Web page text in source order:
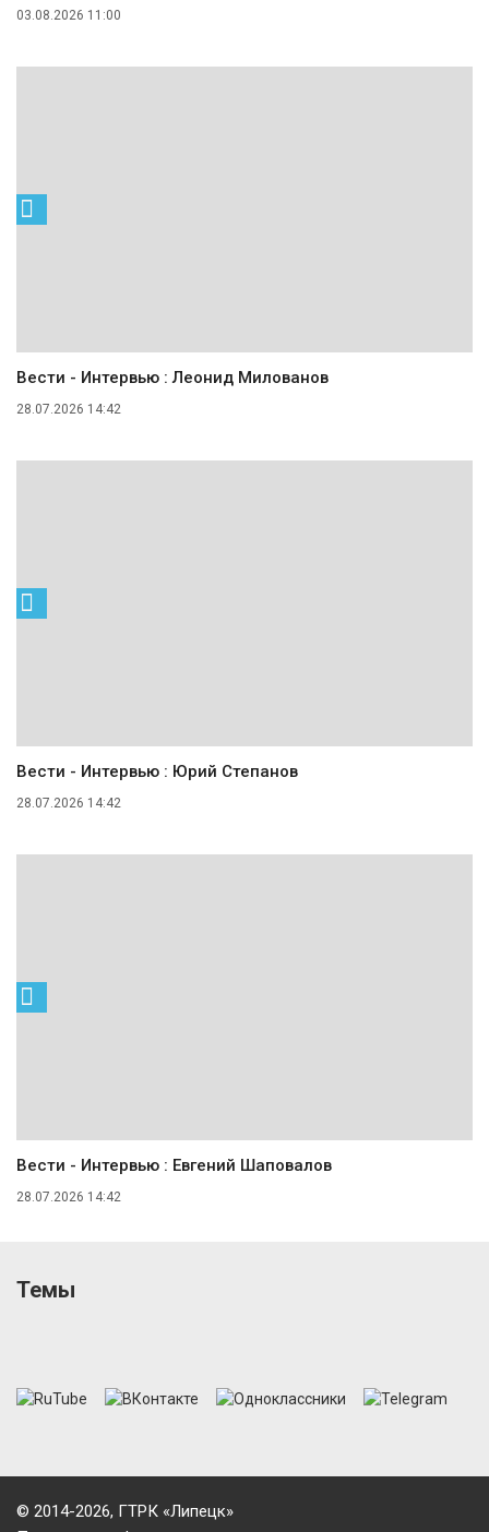
03.08.2026 11:00
Вести - Интервью : Леонид Милованов
28.07.2026 14:42
Вести - Интервью : Юрий Степанов
28.07.2026 14:42
Вести - Интервью : Евгений Шаповалов
28.07.2026 14:42
Темы
© 2014-2026, ГТРК «Липецк»